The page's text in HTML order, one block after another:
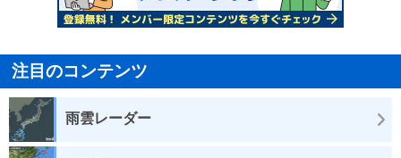
注目のコンテンツ
雨雲レーダー